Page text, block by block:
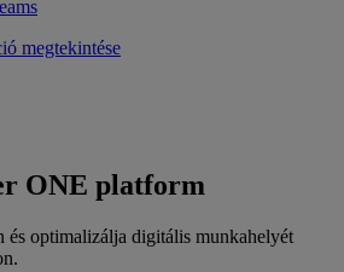
megtekintése
ONE platform
és optimalizálja digitális munkahelyét